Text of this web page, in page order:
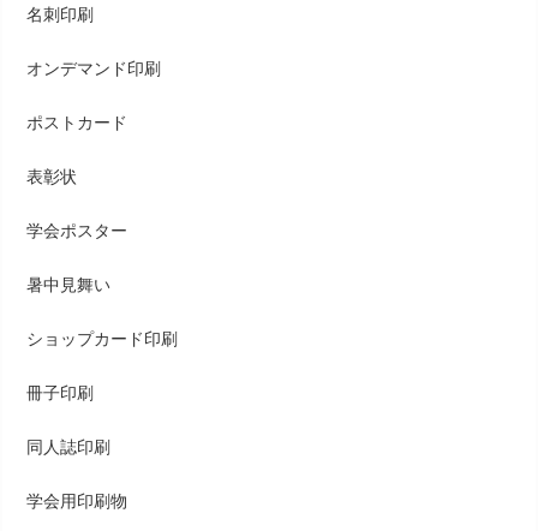
名刺印刷
オンデマンド印刷
ポストカード
表彰状
学会ポスター
暑中見舞い
ショップカード印刷
冊子印刷
同人誌印刷
学会用印刷物